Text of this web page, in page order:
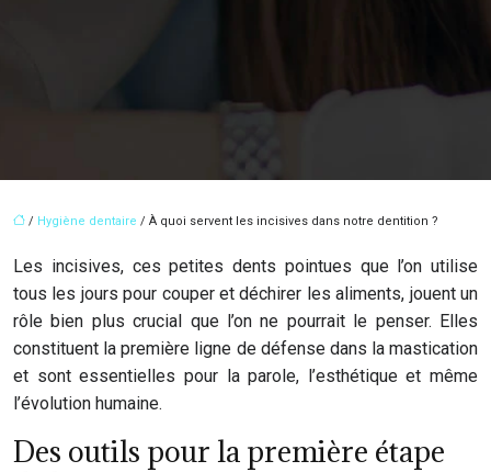
/ Hygiène dentaire / À quoi servent les incisives dans notre dentition ?
Les incisives, ces petites dents pointues que l’on utilise
tous les jours pour couper et déchirer les aliments, jouent un
rôle bien plus crucial que l’on ne pourrait le penser. Elles
constituent la première ligne de défense dans la mastication
et sont essentielles pour la parole, l’esthétique et même
l’évolution humaine.
Des outils pour la première étape